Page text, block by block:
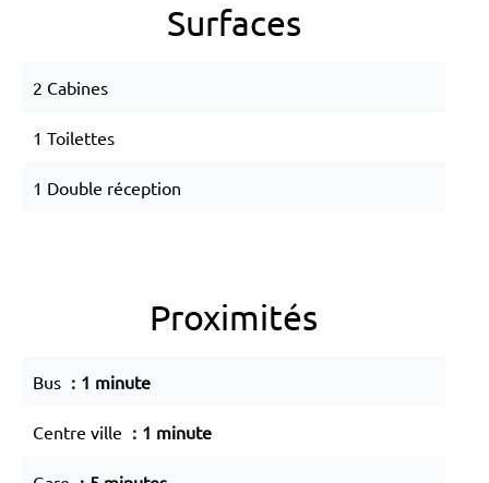
Surfaces
2 Cabines
1 Toilettes
1 Double réception
Proximités
Bus 1 minute
Centre ville 1 minute